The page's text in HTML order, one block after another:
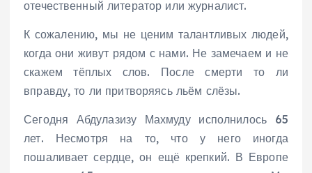
отечественный литератор или журналист.
К сожалению, мы не ценим талантливых людей,
когда они живут рядом с нами. Не замечаем и не
скажем тёплых слов. После смерти то ли
вправду, то ли притворяясь льём слёзы.
Сегодня Абдулазизу Махмуду исполнилось 65
лет. Несмотря на то, что у него иногда
пошаливает сердце, он ещё крепкий. В Европе